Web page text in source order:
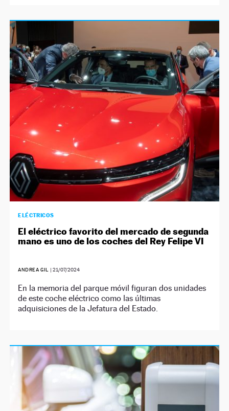
ELÉCTRICOS
El eléctrico favorito del mercado de segunda
mano es uno de los coches del Rey Felipe VI
ANDREA GIL | 21/07/2024
En la memoria del parque móvil figuran dos unidades
de este coche eléctrico como las últimas
adquisiciones de la Jefatura del Estado.